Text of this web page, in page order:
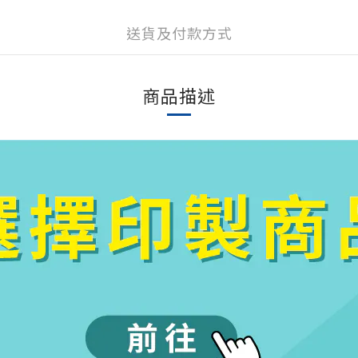
送貨及付款方式
商品描述